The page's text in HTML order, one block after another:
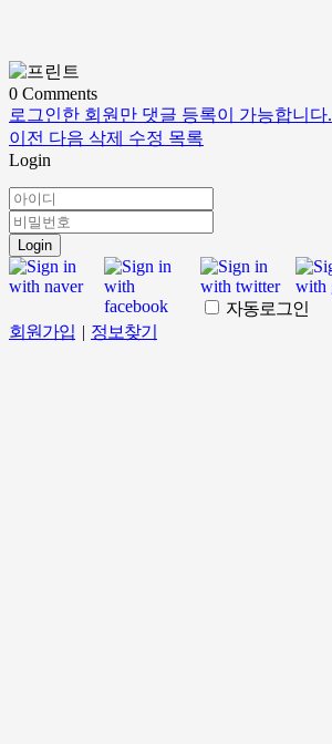
0 Comments
로그인한 회원만 댓글 등록이 가능합니다.
이전 다음 삭제 수정 목록
Login
Login
자동로그인
회원가입 | 정보찾기